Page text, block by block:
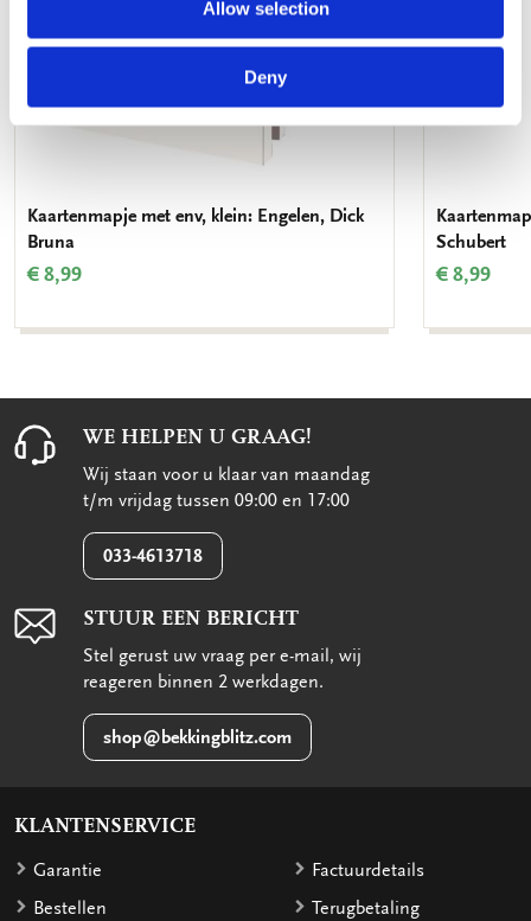
Allow selection
Deny
Kaartenmapje met env, klein: Engelen, Dick
Bruna
€ 8,99
Schubert
€ 8,99
WE HELPEN U GRAAG!
Wij staan voor u klaar van maandag
t/m vrijdag tussen 09:00 en 17:00
033-4613718
STUUR EEN BERICHT
Stel gerust uw vraag per e-mail, wij
reageren binnen 2 werkdagen.
shop@bekkingblitz.com
KLANTENSERVICE
Garantie
Bestellen
Factuurdetails
Terugbetaling